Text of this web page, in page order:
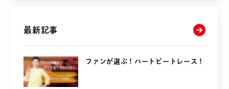
最新記事
ファンが選ぶ！ハートビートレース！